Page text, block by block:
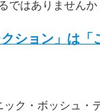
ではありませんか
クション」は「
ク・ボッシュ・